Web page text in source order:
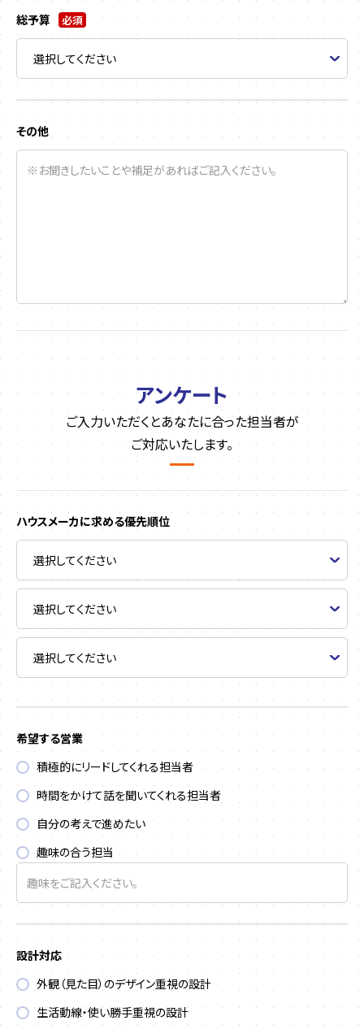
総予算 必須
その他
アンケート
ご入力いただくとあなたに合った担当者が
ご対応いたします。
ハウスメーカに求める優先順位
希望する営業
積極的にリードしてくれる担当者
時間をかけて話を聞いてくれる担当者
自分の考えで進めたい
趣味の合う担当
設計対応
外観（見た目）のデザイン重視の設計
生活動線・使い勝手重視の設計